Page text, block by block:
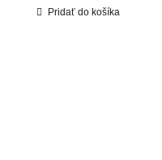
Pridať do košíka